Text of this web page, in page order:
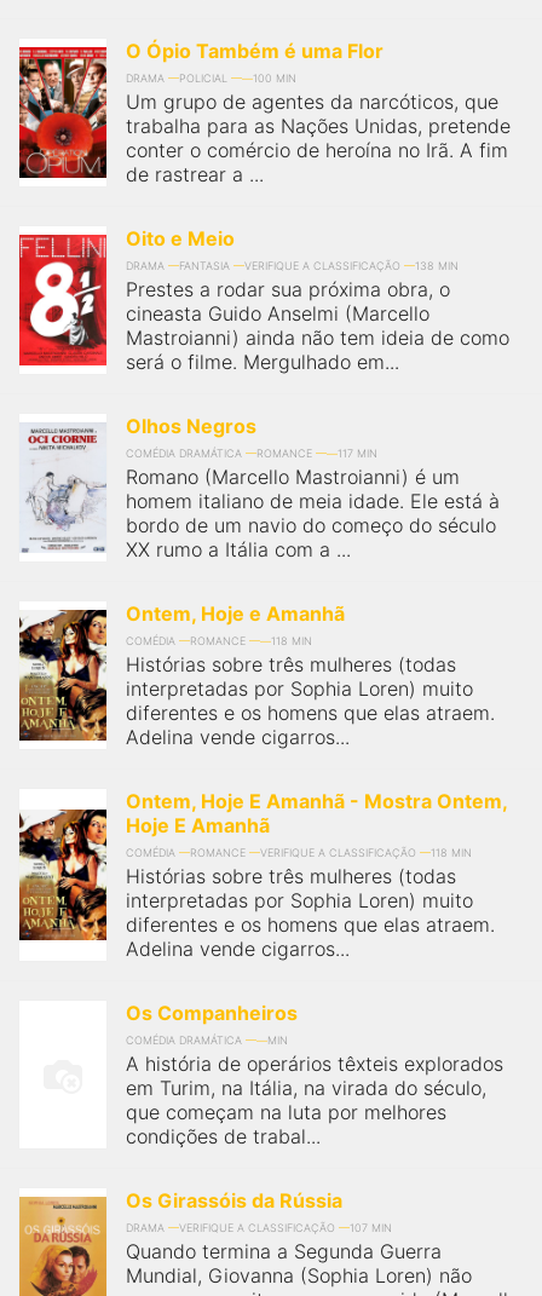
O Ópio Também é uma Flor
DRAMA POLICIAL 100 MIN
Um grupo de agentes da narcóticos, que
trabalha para as Nações Unidas, pretende
conter o comércio de heroína no Irã. A fim
de rastrear a ...
Oito e Meio
DRAMA FANTASIA VERIFIQUE A CLASSIFICAÇÃO 138 MIN
Prestes a rodar sua próxima obra, o
cineasta Guido Anselmi (Marcello
Mastroianni) ainda não tem ideia de como
será o filme. Mergulhado em...
Olhos Negros
COMÉDIA DRAMÁTICA ROMANCE 117 MIN
Romano (Marcello Mastroianni) é um
homem italiano de meia idade. Ele está à
bordo de um navio do começo do século
XX rumo a Itália com a ...
Ontem, Hoje e Amanhã
COMÉDIA ROMANCE 118 MIN
Histórias sobre três mulheres (todas
interpretadas por Sophia Loren) muito
diferentes e os homens que elas atraem.
Adelina vende cigarros...
Ontem, Hoje E Amanhã - Mostra Ontem,
Hoje E Amanhã
COMÉDIA ROMANCE VERIFIQUE A CLASSIFICAÇÃO 118 MIN
Histórias sobre três mulheres (todas
interpretadas por Sophia Loren) muito
diferentes e os homens que elas atraem.
Adelina vende cigarros...
Os Companheiros
COMÉDIA DRAMÁTICA MIN
A história de operários têxteis explorados
em Turim, na Itália, na virada do século,
que começam na luta por melhores
condições de trabal...
Os Girassóis da Rússia
DRAMA VERIFIQUE A CLASSIFICAÇÃO 107 MIN
Quando termina a Segunda Guerra
Mundial, Giovanna (Sophia Loren) não